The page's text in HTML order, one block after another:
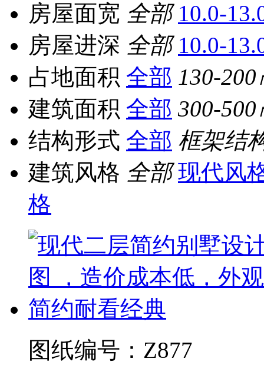
房屋面宽 全部 10.0-
房屋进深 全部 10.0-
占地面积 全部 130-200
建筑面积 全部 300-500
结构形式 全部 框架结
建筑风格 全部 现代风
格
图纸编号：Z877